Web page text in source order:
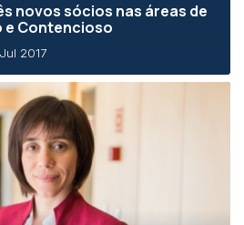
novos sócios nas áreas de
e Contencioso
2017